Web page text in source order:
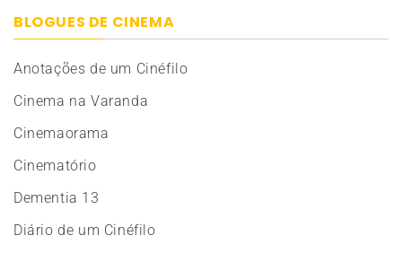
BLOGUES DE CINEMA
Anotações de um Cinéfilo
Cinema na Varanda
Cinemaorama
Cinematório
Dementia 13
Diário de um Cinéfilo